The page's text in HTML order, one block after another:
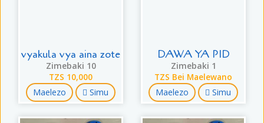
vyakula vya aina zote
Zimebaki 10
TZS 10,000
Maelezo Simu
DAWA YA PID
Zimebaki 1
TZS Bei Maelewano
Maelezo Simu